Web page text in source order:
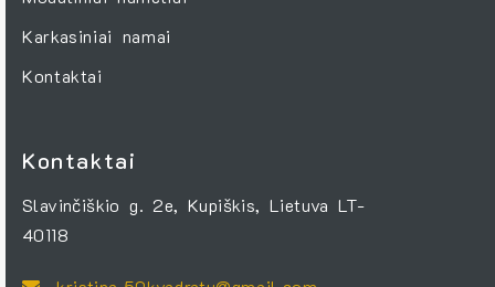
Karkasiniai namai
Kontaktai
Kontaktai
Slavinčiškio g. 2e, Kupiškis, Lietuva LT-
40118